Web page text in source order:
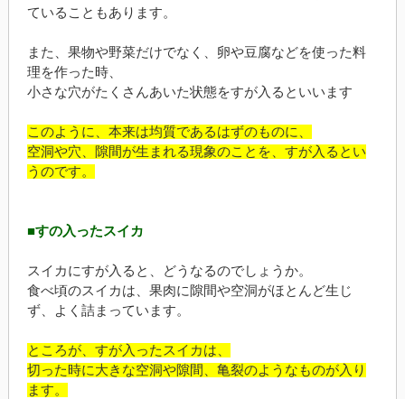
ていることもあります。
また、果物や野菜だけでなく、卵や豆腐などを使った料
理を作った時、
小さな穴がたくさんあいた状態をすが入るといいます
このように、本来は均質であるはずのものに、
空洞や穴、隙間が生まれる現象のことを、すが入るとい
うのです。
■すの入ったスイカ
スイカにすが入ると、どうなるのでしょうか。
食べ頃のスイカは、果肉に隙間や空洞がほとんど生じ
ず、よく詰まっています。
ところが、すが入ったスイカは、
切った時に大きな空洞や隙間、亀裂のようなものが入り
ます。